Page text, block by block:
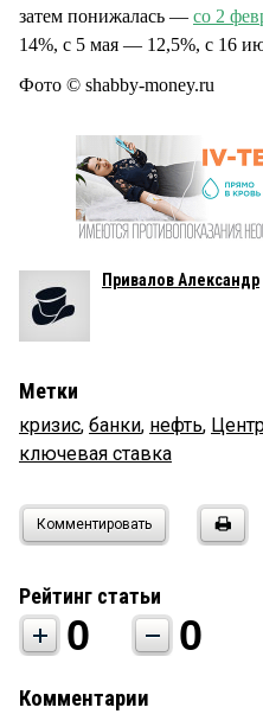
затем понижалась — со 2
14%, с 5 мая — 12,5%, с 16
Фото © shabby-money.ru
Привалов Александр
Метки
кризис, банки, нефть,
ключевая ставка
Комментировать
Рейтинг статьи
0 0
Комментарии